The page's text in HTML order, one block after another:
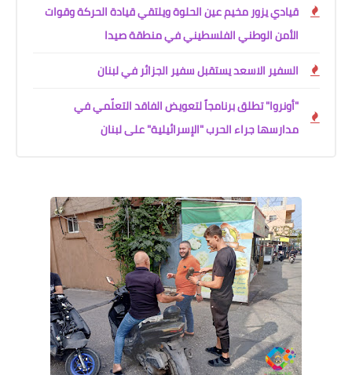
قيادي يزور مخيم عين الحلوة ويلتقي قيادة الحركة وقوات
الأمن الوطني الفلسطيني في منطقة صيدا
السفير الاسعد يستقبل سفير الجزائر في لبنان
"أونروا" تطلق برنامجاً لتعويض الفاقد التعلّمي في
مدارسها جراء الحرب "الإسرائيلية" على لبنان